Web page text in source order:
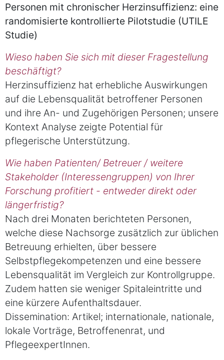
Personen mit chronischer Herzinsuffizienz: eine
randomisierte kontrollierte Pilotstudie (UTILE
Studie)
Wieso haben Sie sich mit dieser Fragestellung
beschäftigt?
Herzinsuffizienz hat erhebliche Auswirkungen
auf die Lebensqualität betroffener Personen
und ihre An- und Zugehörigen Personen; unsere
Kontext Analyse zeigte Potential für
pflegerische Unterstützung.
Wie haben Patienten/ Betreuer / weitere
Stakeholder (Interessengruppen) von Ihrer
Forschung profitiert - entweder direkt oder
längerfristig?
Nach drei Monaten berichteten Personen,
welche diese Nachsorge zusätzlich zur üblichen
Betreuung erhielten, über bessere
Selbstpflegekompetenzen und eine bessere
Lebensqualität im Vergleich zur Kontrollgruppe.
Zudem hatten sie weniger Spitaleintritte und
eine kürzere Aufenthaltsdauer.
Dissemination: Artikel; internationale, nationale,
lokale Vorträge, Betroffenenrat, und
PflegeexpertInnen.